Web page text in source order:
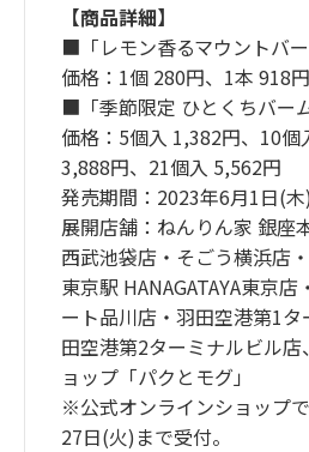
【商品詳細】
■「レモン香るマウントバー
価格：1個 280円、1本 918円
■「季節限定 ひとくちバー
価格：5個入 1,382円、10個
3,888円、21個入 5,562円
発売期間：2023年6月1日(
展開店舗：ねんりん家 銀座
西武池袋店・そごう横浜店
東京駅 HANAGATAYA東京
ート品川店・羽田空港第1
田空港第2ターミナルビル
ョップ「パクとモグ」
※公式オンラインショップ
27日(火)まで受付。